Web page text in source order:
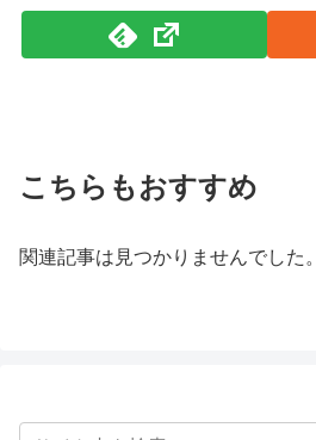
こちらもおすすめ
関連記事は見つかりませんでした。